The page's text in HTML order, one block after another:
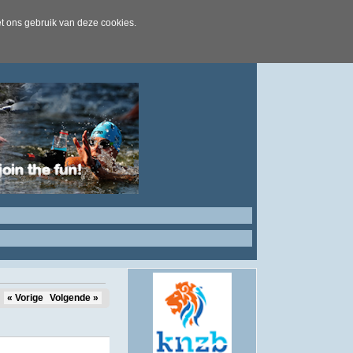
ons gebruik van deze cookies.
« Vorige Volgende »